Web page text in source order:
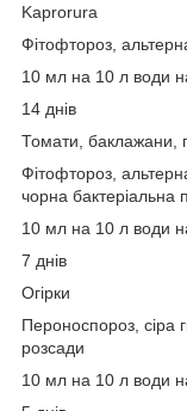
Kaprorura
Фітофтороз,
10 мл на 10 л води
14 днів
Томати, баклажани,
Фітофтороз,
чорна бактеріальна
10 мл на 10 л води
7 днів
Огірки
Пероноспороз, сіра
розсади
10 мл на 10 л води